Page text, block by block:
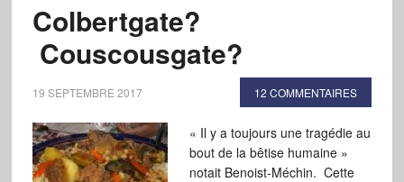
Colbertgate?
Couscousgate?
19 SEPTEMBRE 2017 12 COMMENTAIRES
« Il y a toujours une tragédie au
bout de la bêtise humaine »
notait Benoist-Méchin. Cette